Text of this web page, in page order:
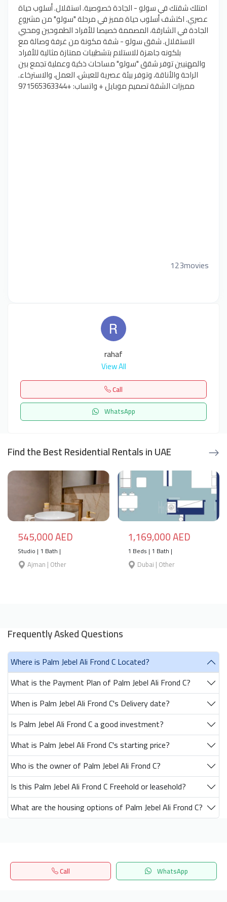
امتلك شقتك في سولو - الجادة خصوصية. استقلال. أسلوب حياة
عصري. اكتشف أسلوب حياة مميز في مرحلة "سولو" من مشروع
الجادة في الشارقة، المصممة خصيصا للأفراد الطموحين ومحبي
الاستقلال. شقق سولو - شقة مكونة من غرفة وصالة مع
بلكونه جاهزة للاستلام بتشطيبات ممتازة مثالية للأفراد
والمهنيين توفر شقق "سولو" مساحات ذكية وعملية تجمع بين
الراحة والأناقة، وتوفر بيئة عصرية للعيش، العمل، والاسترخاء.
مميزات الشقة تصميم​ موبايل + واتساب: +971565363344
123movies
rahaf
View All
Call
WhatsApp
Find the Best Residential Rentals in UAE
545,000 AED
Studio | 1 Bath |
Ajman | Other
1,169,000 AED
1 Beds | 1 Bath |
Dubai | Other
Frequently Asked Questions
Where is Palm Jebel Ali Frond C Located?
What is the Payment Plan of Palm Jebel Ali Frond C?
When is Palm Jebel Ali Frond C's Delivery date?
Is Palm Jebel Ali Frond C a good investment?
What is Palm Jebel Ali Frond C's starting price?
Who is the owner of Palm Jebel Ali Frond C?
Is this Palm Jebel Ali Frond C Freehold or leasehold?
What are the housing options of Palm Jebel Ali Frond C?
Call WhatsApp
Get our latest news
Send
Home Search المفضلة Menu